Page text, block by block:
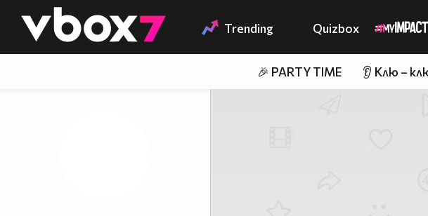
👾 Trending Quizbox
🎉 PARTY TIME 👂 Клю –